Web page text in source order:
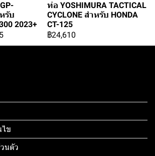
รับ
2023+
ท่อ YOSHIMURA TACTICAL
CYCLONE สำหรับ HONDA
CT-125
฿24,610
ข
นตัว